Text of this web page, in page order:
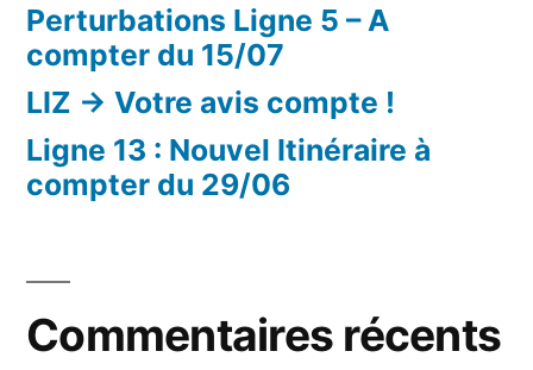
Perturbations Ligne 5 – A
compter du 15/07
LIZ -> Votre avis compte !
Ligne 13 : Nouvel Itinéraire à
compter du 29/06
Commentaires récents